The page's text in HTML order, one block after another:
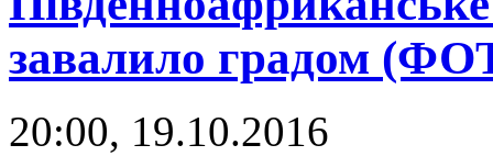
завалило градом
20:00, 19.10.2016